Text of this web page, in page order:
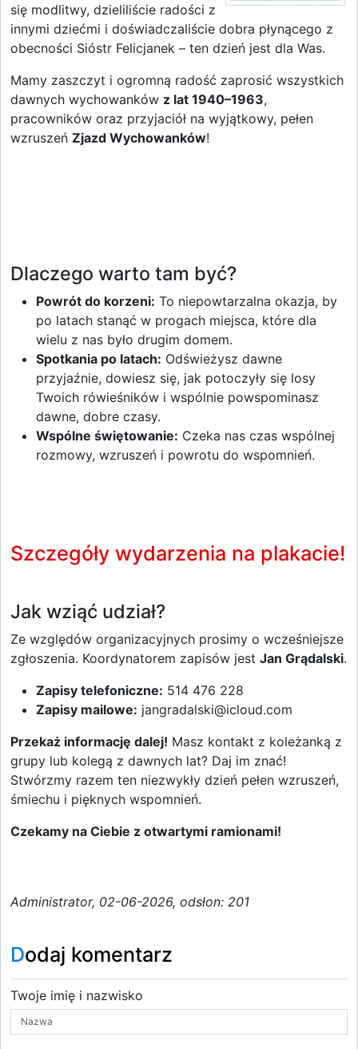
się modlitwy, dzieliliście radości z
innymi dziećmi i doświadczaliście dobra płynącego z
obecności Sióstr Felicjanek – ten dzień jest dla Was.
Mamy zaszczyt i ogromną radość zaprosić wszystkich
dawnych wychowanków z lat 1940–1963,
pracowników oraz przyjaciół na wyjątkowy, pełen
wzruszeń Zjazd Wychowanków!
Dlaczego warto tam być?
Powrót do korzeni: To niepowtarzalna okazja, by
po latach stanąć w progach miejsca, które dla
wielu z nas było drugim domem.
Spotkania po latach: Odświeżysz dawne
przyjaźnie, dowiesz się, jak potoczyły się losy
Twoich rówieśników i wspólnie powspominasz
dawne, dobre czasy.
Wspólne świętowanie: Czeka nas czas wspólnej
rozmowy, wzruszeń i powrotu do wspomnień.
Szczegóły wydarzenia na plakacie!
Jak wziąć udział?
Ze względów organizacyjnych prosimy o wcześniejsze
zgłoszenia. Koordynatorem zapisów jest Jan Grądalski.
Zapisy telefoniczne: 514 476 228
Zapisy mailowe: jangradalski@icloud.com
Przekaż informację dalej! Masz kontakt z koleżanką z
grupy lub kolegą z dawnych lat? Daj im znać!
Stwórzmy razem ten niezwykły dzień pełen wzruszeń,
śmiechu i pięknych wspomnień.
Czekamy na Ciebie z otwartymi ramionami!
Administrator, 02-06-2026, odsłon: 201
Dodaj komentarz
Twoje imię i nazwisko